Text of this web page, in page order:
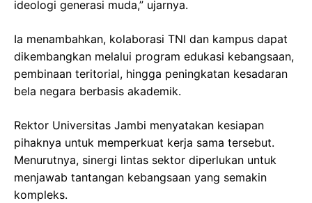
ideologi generasi muda,” ujarnya.
Ia menambahkan, kolaborasi TNI dan kampus dapat
dikembangkan melalui program edukasi kebangsaan,
pembinaan teritorial, hingga peningkatan kesadaran
bela negara berbasis akademik.
Rektor Universitas Jambi menyatakan kesiapan
pihaknya untuk memperkuat kerja sama tersebut.
Menurutnya, sinergi lintas sektor diperlukan untuk
menjawab tantangan kebangsaan yang semakin
kompleks.